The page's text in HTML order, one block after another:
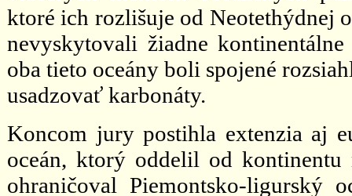
ktoré ich rozlišuje od Neotethýdnej
nevyskytovali žiadne
oba tieto oceány boli spojené
usadzovať karbonáty.
Koncom jury postihla extenzia aj
oceán, ktorý oddelil od
ohraničoval Piemontsko-ligurský